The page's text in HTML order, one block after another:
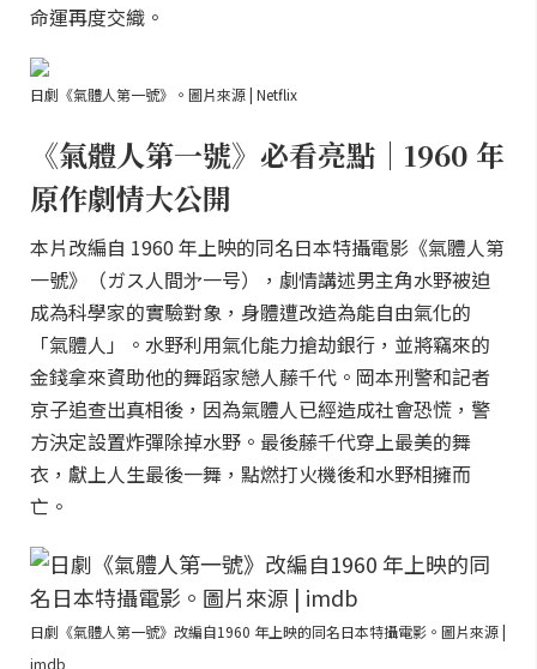
命運再度交織。
日劇《氣體人第一號》。圖片來源 | Netflix
《氣體人第一號》必看亮點｜1960 年
原作劇情大公開
本片改編自 1960 年上映的同名日本特攝電影《氣體人第
一號》（ガス人間㐧一号），劇情講述男主角水野被迫
成為科學家的實驗對象，身體遭改造為能自由氣化的
「氣體人」。水野利用氣化能力搶劫銀行，並將竊來的
金錢拿來資助他的舞蹈家戀人藤千代。岡本刑警和記者
京子追查出真相後，因為氣體人已經造成社會恐慌，警
方決定設置炸彈除掉水野。最後藤千代穿上最美的舞
衣，獻上人生最後一舞，點燃打火機後和水野相擁而
亡。
日劇《氣體人第一號》改編自1960 年上映的同名日本特攝電影。圖片來源 |
imdb